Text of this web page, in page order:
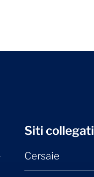
Siti collegati
Cersaie